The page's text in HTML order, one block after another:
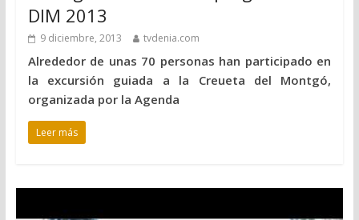
DIM 2013
9 diciembre, 2013 tvdenia.com
Alrededor de unas 70 personas han participado en
la excursión guiada a la Creueta del Montgó,
organizada por la Agenda
Leer más